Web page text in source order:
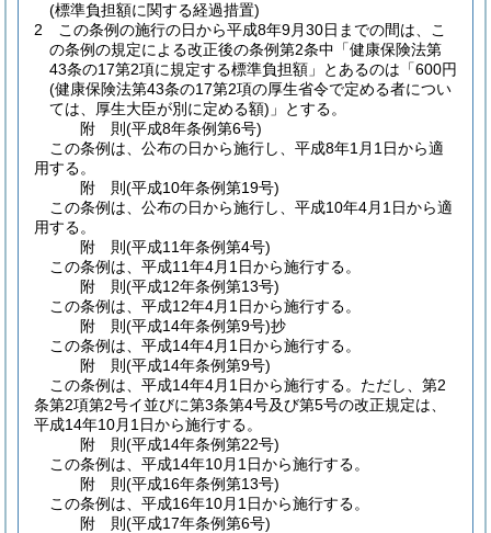
(標準負担額に関する経過措置)
2
この条例の施行の日から平成8年9月30日までの間は、こ
の条例の規定による改正後の条例第2条中「健康保険法第
43条の17第2項に規定する標準負担額」とあるのは「600円
(健康保険法第43条の17第2項の厚生省令で定める者につい
ては、厚生大臣が別に定める額) 」とする。
附 則(平成8年条例第6号)
この条例は、公布の日から施行し、平成8年1月1日から適
用する。
附 則(平成10年条例第19号)
この条例は、公布の日から施行し、平成10年4月1日から適
用する。
附 則(平成11年条例第4号)
この条例は、平成11年4月1日から施行する。
附 則(平成12年条例第13号)
この条例は、平成12年4月1日から施行する。
附 則(平成14年条例第9号)抄
この条例は、平成14年4月1日から施行する。
附 則(平成14年条例第9号)
この条例は、平成14年4月1日から施行する。 ただし、第2
条第2項第2号イ並びに第3条第4号及び第5号の改正規定は、
平成14年10月1日から施行する。
附 則(平成14年条例第22号)
この条例は、平成14年10月1日から施行する。
附 則(平成16年条例第13号)
この条例は、平成16年10月1日から施行する。
附 則(平成17年条例第6号)